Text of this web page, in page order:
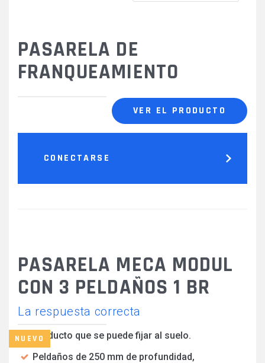
PASARELA DE
FRANQUEAMIENTO
VER EL PRODUCTO
CONECTARSE
PASARELA MECA MODUL
CON 3 PELDAÑOS 1 BR
La respuesta correcta
NUEVOProducto que se puede fijar al suelo.
Peldaños de 250 mm de profundidad,